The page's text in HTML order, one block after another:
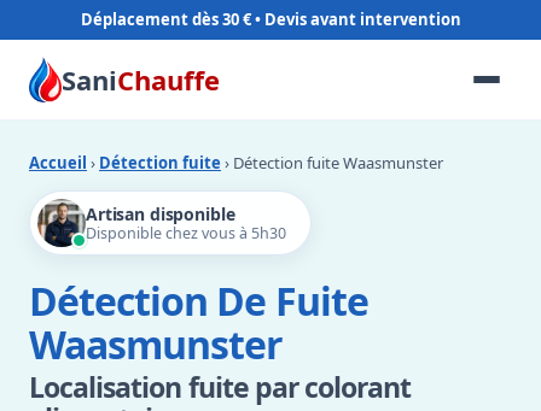
Déplacement dès 30 €
SaniChauffe
Accueil › Détection fuite › Détection fuite Waasmunster
Artisan disponible
Disponible chez vous à 5h30
Détection De Fuite
Waasmunster
Localisation fuite par colorant